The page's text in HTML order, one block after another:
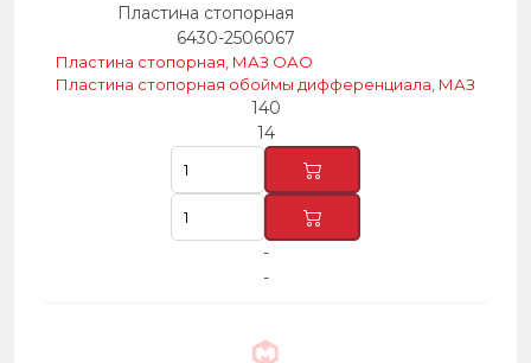
Пластина стопорная
6430-2506067
Пластина стопорная, МАЗ ОАО
Пластина стопорная обоймы дифференциала, МАЗ
140
14
-
-